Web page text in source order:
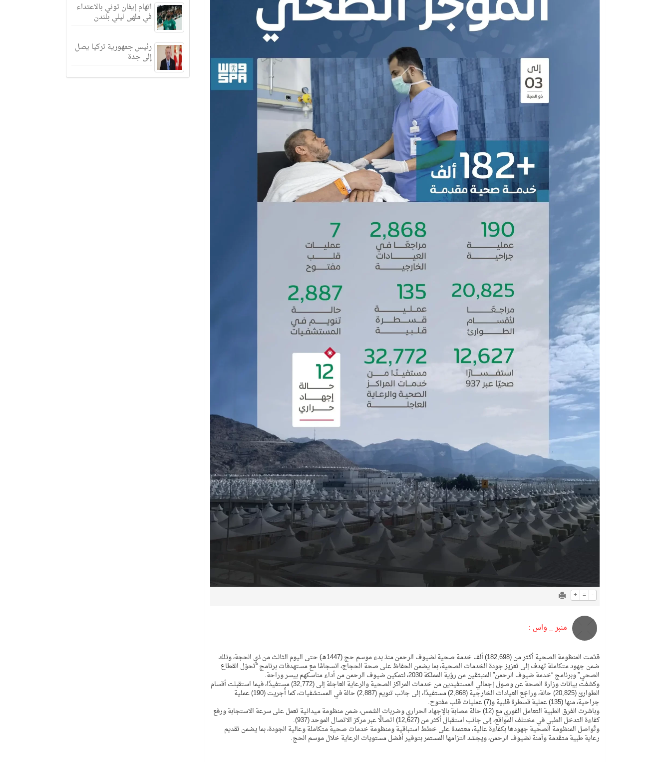
اتهام إيفان توني بالاعتداء
في ملهى ليلي بلندن
رئيس جمهورية تركيا يصل
إلى جدة
+ = -
منبر _ واس :
قدّمت المنظومة الصحية أكثر من (182,698) ألف خدمة صحية لضيوف الرحمن منذ بدء موسم حج (1447هـ) حتى اليوم الثالث من ذي الحجة، وذلك
ضمن جهود متكاملة تهدف إلى تعزيز جودة الخدمات الصحية، بما يضمن الحفاظ على صحة الحجاج، انسجامًا مع مستهدفات برنامج “تحوّل القطاع
الصحي” وبرنامج “خدمة ضيوف الرحمن” المنبثقين من رؤية المملكة 2030، لتمكين ضيوف الرحمن من أداء مناسكهم بيسر وراحة.
وكشفت بيانات وزارة الصحة عن وصول إجمالي المستفيدين من خدمات المراكز الصحية والرعاية العاجلة إلى (32,772) مستفيدًا، فيما استقبلت أقسام
الطوارئ (20,825) حالة، وراجَع العيادات الخارجية (2,868) مستفيدًا، إلى جانب تنويم (2,887) حالة في المستشفيات، كما أُجريت (190) عملية
جراحية، منها (135) عملية قسطرة قلبية و(7) عمليات قلب مفتوح.
وباشرت الفرق الطبية التعامل الفوري مع (12) حالة مصابة بالإجهاد الحراري وضربات الشمس، ضمن منظومة ميدانية تعمل على سرعة الاستجابة ورفع
كفاءة التدخل الطبي في مختلف المواقع، إلى جانب استقبال أكثر من (12,627) اتصالًا عبر مركز الاتصال الموحد (937).
وتُواصل المنظومة الصحية جهودها بكفاءة عالية، معتمدة على خطط استباقية ومنظومة خدمات صحية متكاملة وعالية الجودة، بما يضمن تقديم
رعاية طبية متقدمة وآمنة لضيوف الرحمن، ويجسّد التزامها المستمر بتوفير أفضل مستويات الرعاية خلال موسم الحج.